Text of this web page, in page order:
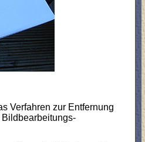
Verfahren zur Entfernung